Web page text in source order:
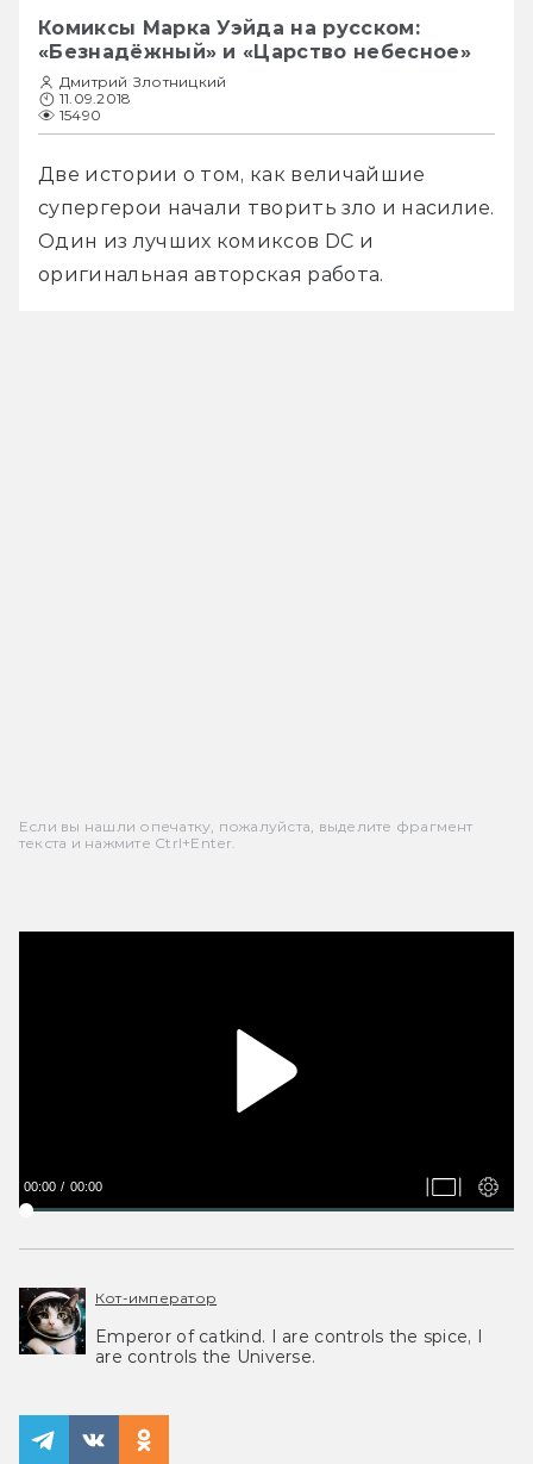
Комиксы Марка Уэйда на русском:
«Безнадёжный» и «Царство небесное»
Дмитрий Злотницкий
11.09.2018
15490
Две истории о том, как величайшие
супергерои начали творить зло и насилие.
Один из лучших комиксов DC и
оригинальная авторская работа.
Если вы нашли опечатку, пожалуйста, выделите фрагмент
текста и нажмите Ctrl+Enter.
00:00 00:00
Кот-император
Emperor of catkind. I are controls the spice, I
are controls the Universe.